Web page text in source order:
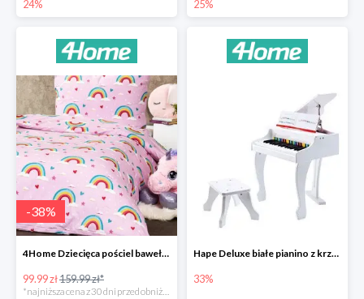
24% 25%
-38%
4Home Dziecięca pościel bawełniana Rainbow
99.99 zł159.99 zł*
*najniższa cena z 30 dni przed obniżką
Hape Deluxe białe pianino z krzesłem -33%
33%